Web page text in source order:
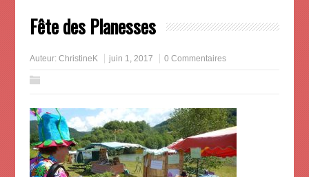
Fête des Planesses
Auteur: ChristineK juin 1, 2017 0 Commentaires